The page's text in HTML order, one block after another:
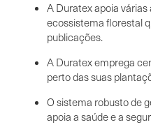
A Duratex apoia
ecossistema florestal
publicações.
A Duratex emprega
perto das suas
O sistema robusto de
apoia a saúde e a